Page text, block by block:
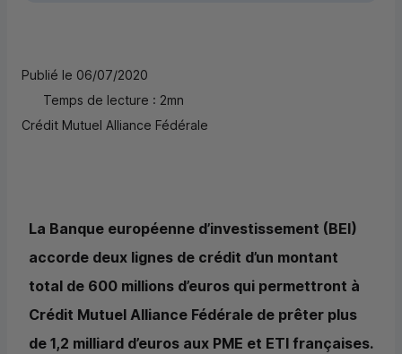
Publié le 06/07/2020
Temps de lecture : 2mn
Crédit Mutuel Alliance Fédérale
La Banque européenne d’investissement (BEI)
accorde deux lignes de crédit d’un montant
total de 600 millions d’euros qui permettront à
Crédit Mutuel Alliance Fédérale de prêter plus
de 1,2 milliard d’euros aux PME et ETI françaises.